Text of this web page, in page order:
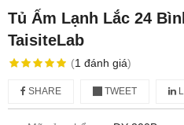
Tủ Ấm Lạnh Lắc 24
TaisiteLab
(1 đánh giá)
SHARE TWEET